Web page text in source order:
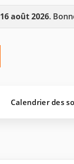
16 août 2026.
Calendrier des